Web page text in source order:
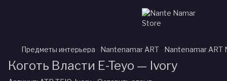
Предметы интерьера Nantenamar ART Nantenamar ART
Коготь Власти E-Teyo — Ivory